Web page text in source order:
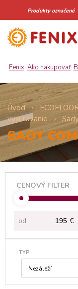
Produkty označené
Fenix Ako nakupovať
Úvod
vykurovanie
SADY
CENOVÝ FILTER
od €
TYP
Nezáleží